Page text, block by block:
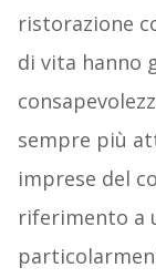
ristorazione
di vita hanno
sempre più
imprese del
riferimento a